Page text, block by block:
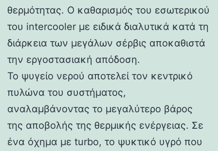
θερμότητας. Ο καθαρισμός του εσωτερικού
του intercooler με ειδικά διαλυτικά κατά τη
διάρκεια των μεγάλων σέρβις αποκαθιστά
την εργοστασιακή απόδοση.
Το ψυγείο νερού αποτελεί τον κεντρικό
πυλώνα του συστήματος,
αναλαμβάνοντας το μεγαλύτερο βάρος
της αποβολής της θερμικής ενέργειας. Σε
ένα όχημα με turbo, το ψυκτικό υγρό που